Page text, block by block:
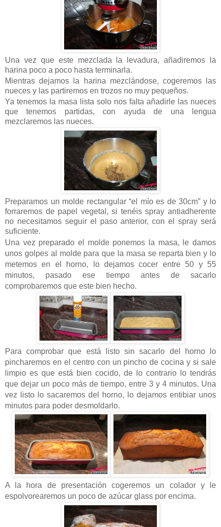
Una vez que este mezclada la levadura, añadiremos la
harina poco a poco hasta terminarla.
Mientras dejamos la harina mezclándose, cogeremos las
nueces y las partiremos en trozos no muy pequeños.
Ya tenemos la masa lista solo nos falta añadirle las nueces
que tenemos partidas, con ayuda de una lengua
mezclaremos las nueces.
Preparamos un molde rectangular “el mío es de 30cm” y lo
forraremos de papel vegetal, si tenéis spray antiadherente
no necesitamos seguir el paso anterior, con el spray será
suficiente.
Una vez preparado el molde ponemos la masa, le damos
unos golpes al molde para que la masa se reparta bien y lo
metemos en el horno, lo dejamos cocer entre 50 y 55
minutos, pasado ese tiempo antes de sacarlo
comprobaremos que este bien hecho.
Para comprobar que está listo sin sacarlo del horno lo
pincharemos en el centro con un pincho de cocina y si sale
limpio es que está bien cocido, de lo contrario lo tendrás
que dejar un poco más de tiempo, entre 3 y 4 minutos. Una
vez listo lo sacaremos del horno, lo dejamos entibiar unos
minutos para poder desmoldarlo.
A la hora de presentación cogeremos un colador y le
espolvorearemos un poco de azúcar glass por encima.